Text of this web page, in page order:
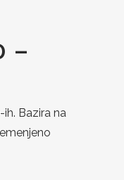
–
Bazira na